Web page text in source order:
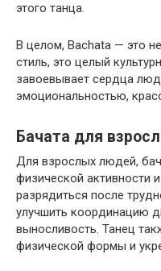
этого танца.
В целом, Bachata — это
стиль, это целый
завоевывает сердца
эмоциональностью,
Бачата для
Для взрослых людей,
физической активности
разрядиться после
улучшить координацию
выносливость. Танец
физической формы и